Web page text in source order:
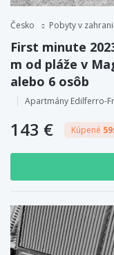
Česko Pobyty v
First minute
m od pláže v
alebo 6 osôb
Apartmány Edilferro-
143 € Kúpené 59